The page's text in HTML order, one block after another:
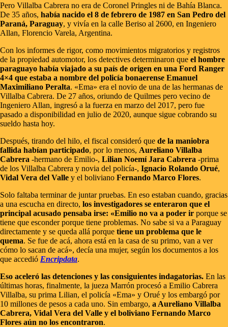
Pero Villalba Cabrera no era de Coronel Pringles ni de Bahía Blanca.
De 35 años, había nacido el 8 de febrero de 1987 en San Pedro del
Paraná, Paraguay, y vivía en la calle Beriso al 2600, en Ingeniero
Allan, Florencio Varela, Argentina.
Con los informes de rigor, como movimientos migratorios y registros
de la propiedad automotor, los detectives determinaron que el hombre
paraguayo había viajado a su país de origen en una Ford Ranger
4×4 que estaba a nombre del policía bonaerense Emanuel
Maximiliano Peralta. «Ema» era el novio de una de las hermanas de
Villalba Cabrera. De 27 años, oriundo de Quilmes pero vecino de
Ingeniero Allan, ingresó a la fuerza en marzo del 2017, pero fue
pasado a disponibilidad en julio de 2020, aunque sigue cobrando su
sueldo hasta hoy.
Después, tirando del hilo, el fiscal consideró que de la maniobra
fallida habían participado, por lo menos, Aureliano Villalba
Cabrera -hermano de Emilio-, Lilian Noemí Jara Cabrera -prima
de los Villalba Cabrera y novia del policía-, Ignacio Rolando Orué,
Vidal Vera del Valle y el boliviano Fernando Marco Flores.
Solo faltaba terminar de juntar pruebas. En eso estaban cuando, gracias
a una escucha en directo, los investigadores se enteraron que el
principal acusado pensaba irse: «Emilio no va a poder ir porque se
tiene que esconder porque tiene problemas. No sabe si va a Paraguay
directamente y se queda allá porque tiene un problema que le
quema. Se fue de acá, ahora está en la casa de su primo, van a ver
cómo lo sacan de acá», decía una mujer, según los documentos a los
que accedió Encripdata.
Eso aceleró las detenciones y las consiguientes indagatorias. En las
últimas horas, finalmente, la jueza Marrón procesó a Emilio Cabrera
Villalba, su prima Lilian, el policía «Ema» y Orué y los embargó por
10 millones de pesos a cada uno. Sin embargo, a Aureliano Villalba
Cabrera, Vidal Vera del Valle y el boliviano Fernando Marco
Flores aún no los encontraron.